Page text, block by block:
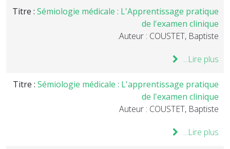
Titre : Sémiologie médicale : L'Apprentissage pratique
de l'examen clinique
Auteur : COUSTET, Baptiste.
Lire plus...
Titre : Sémiologie médicale : L'apprentissage pratique
de l'examen clinique
Auteur : COUSTET, Baptiste
Lire plus...